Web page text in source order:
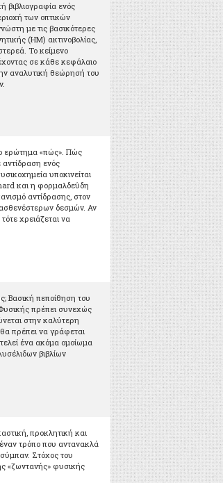
βιβλιογραφία ενός
των οπτικών
με τις βασικότερες
(ΗΜ) ακτινοβολίας,
Το κείμενο
σε κάθε κεφάλαιο
αναλυτική θεώρησή του
ερώτημα «πώς». Πώς
ενός
υποκινείται
και η φορμαλδεΰδη
αντίδρασης, στον
ασθενέστερων δεσμών. Αν
χρειάζεται να
Βασική πεποίθηση του
πρέπει συνεχώς
στην καλύτερη
πρέπει να γράφεται
ένα ακόμα ομοίωμα
βιβλίων
προκλητική και
τρόπο που αντανακλά
Στόχος του
«ζωντανής» φυσικής